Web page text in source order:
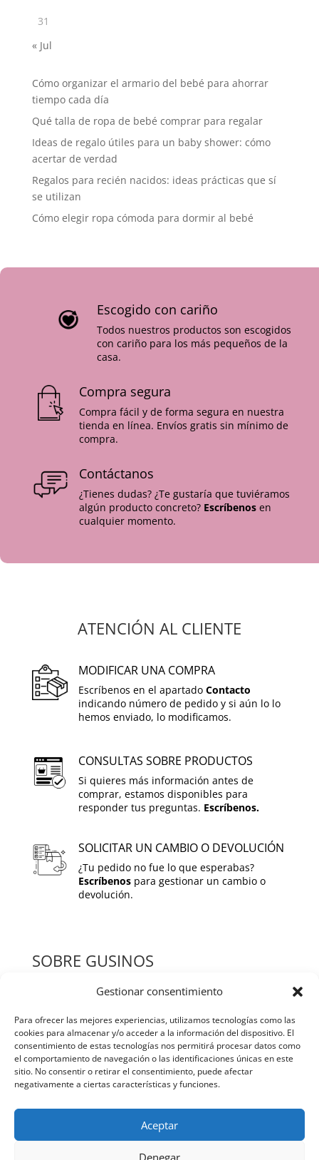
Gestionar consentimiento
Para ofrecer las mejores experiencias, utilizamos tecnologías como las
cookies para almacenar y/o acceder a la información del dispositivo. El
consentimiento de estas tecnologías nos permitirá procesar datos como
el comportamiento de navegación o las identificaciones únicas en este
sitio. No consentir o retirar el consentimiento, puede afectar
negativamente a ciertas características y funciones.
Aceptar
Denegar
31
« Jul
Cómo organizar el armario del bebé para ahorrar
tiempo cada día
Qué talla de ropa de bebé comprar para regalar
Ideas de regalo útiles para un baby shower: cómo
acertar de verdad
Regalos para recién nacidos: ideas prácticas que sí
se utilizan
Cómo elegir ropa cómoda para dormir al bebé
Escogido con cariño
Todos nuestros productos son escogidos
con cariño para los más pequeños de la
casa.
Compra segura
Compra fácil y de forma segura en nuestra
tienda en línea. Envíos gratis sin mínimo de
compra.
Contáctanos
¿Tienes dudas? ¿Te gustaría que tuviéramos
algún producto concreto? Escríbenos en
cualquier momento.
ATENCIÓN AL CLIENTE
MODIFICAR UNA COMPRA
Escríbenos en el apartado Contacto
indicando número de pedido y si aún lo lo
hemos enviado, lo modificamos.
CONSULTAS SOBRE PRODUCTOS
Si quieres más información antes de
comprar, estamos disponibles para
responder tus preguntas. Escríbenos.
SOLICITAR UN CAMBIO O DEVOLUCIÓN
¿Tu pedido no fue lo que esperabas?
Escríbenospara gestionar un cambio o
devolución.
SOBRE GUSINOS
QUIENES SOMOS
TIENDA
BLOG
CONTACTO
POLITICAS Y TERMINOS